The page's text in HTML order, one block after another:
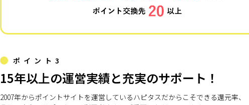
ポイント3
15年以上の運営実績と充実のサポート！
2007年からポイントサイトを運営しているハピタスだからこそできる還元率、